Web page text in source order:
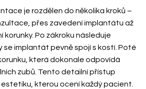
je rozdělen do několika kroků –
přes zavedení implantátu až
korunky. Po zákroku následuje
se implantát pevně spojí s kostí. Poté
která dokonale odpovídá
zubů. Tento detailní přístup
kterou ocení každý pacient.